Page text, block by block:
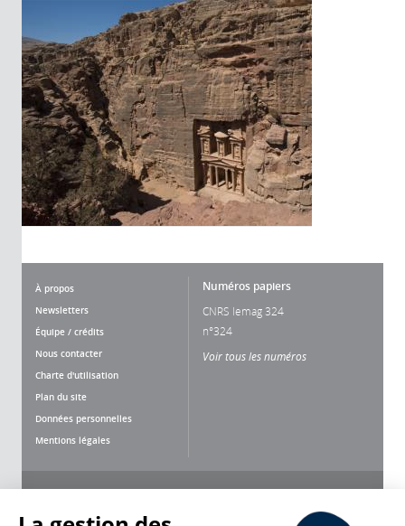
À propos
Newsletters
Équipe / crédits
Nous contacter
Charte d'utilisation
Plan du site
Données personnelles
Mentions légales
Numéros papiers
CNRS lemag 324
n°324
Voir tous les numéros